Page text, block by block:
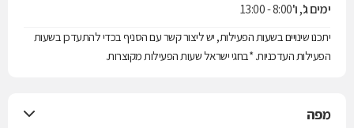
ימים ג', ו'8:00 - 13:00
יתכנו שינויים בשעות הפעילות, יש ליצור קשר עם הסניף בכדי להתעדכן בשעות
הפעילות העדכניות. *בחגי ישראל שעות הפעילות מקוצרות.
מפה